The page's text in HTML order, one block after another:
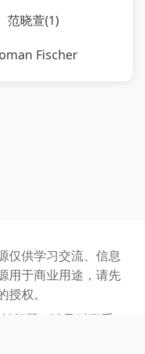
范晓萱(1)
Fischer
仅供学习交流、信息
用于商业用途，请先
权。
问题，请及时联系: